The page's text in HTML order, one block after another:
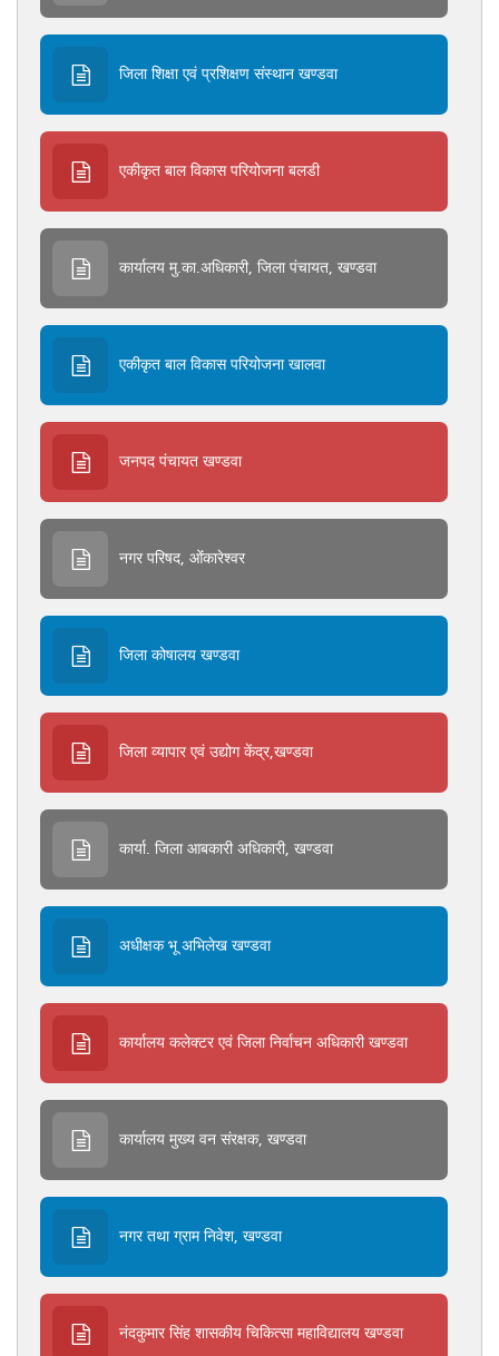
जिला शिक्षा एवं प्रशिक्षण संस्थान खण्डवा
एकीकृत बाल विकास परियोजना बलडी
कार्यालय मु.का.अधिकारी, जिला पंचायत, खण्डवा
एकीकृत बाल विकास परियोजना खालवा
जनपद पंचायत खण्डवा
नगर परिषद, ओंंकारेश्वर
जिला कोषालय खण्डवा
जिला व्यापार एवं उद्योग केंद्र,खण्डवा
कार्या. जिला आबकारी अधिकारी, खण्डवा
अधीक्षक भू अभिलेख खण्डवा
कार्यालय कलेक्‍टर एवं जिला निर्वाचन अधिकारी खण्‍डवा
कार्यालय मुख्‍य वन संरक्षक, खण्‍डवा
नगर तथा ग्राम निवेश, खण्‍डवा
नंदकुमार सिंह शासकीय चिकित्सा महाविद्यालय खण्डवा